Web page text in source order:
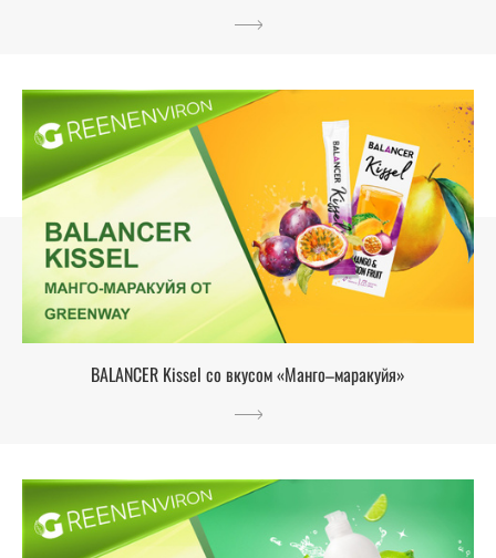
BALANCER Kissel со вкусом «Манго–маракуйя»